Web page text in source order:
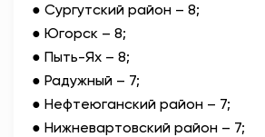
Вход / Регистрация
● Сургутский район – 8;
● Югорск – 8;
● Пыть-Ях – 8;
● Радужный – 7;
● Нефтеюганский район – 7;
● Нижневартовский район – 7;